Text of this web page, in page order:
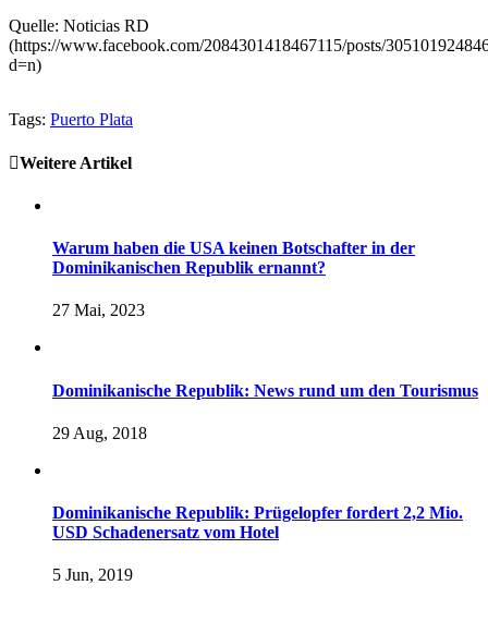
Quelle: Noticias RD
(https://www.facebook.com/2084301418467115/posts/
d=n)
Tags: Puerto Plata
Weitere Artikel
Warum haben die USA keinen Botschafter in der
Dominikanischen Republik ernannt?
27 Mai, 2023
Dominikanische Republik: News rund um den Tourismus
29 Aug, 2018
Dominikanische Republik: Prügelopfer fordert 2,2 Mio.
USD Schadenersatz vom Hotel
5 Jun, 2019